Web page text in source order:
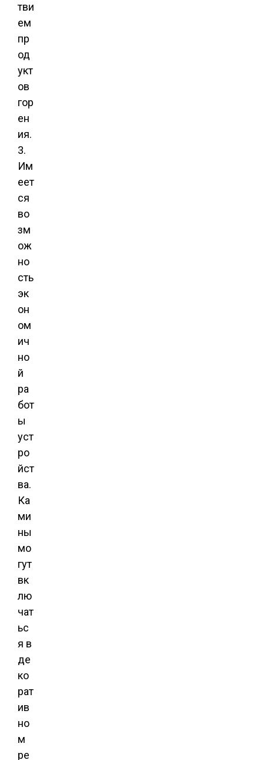
тви
ем
пр
од
укт
ов
гор
ен
ия.
3.
Им
еет
ся
во
зм
ож
но
сть
эк
он
ом
ич
но
й
ра
бот
ы
уст
ро
йст
ва.
Ка
ми
ны
мо
гут
вк
лю
чат
ьс
я в
де
ко
рат
ив
но
м
ре